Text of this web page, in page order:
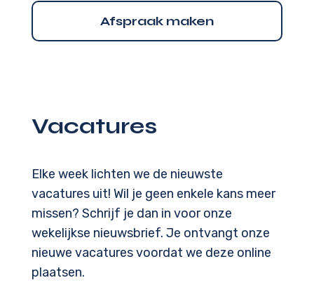
Afspraak maken
Vacatures
Elke week lichten we de nieuwste
vacatures uit! Wil je geen enkele kans meer
missen? Schrijf je dan in voor onze
wekelijkse nieuwsbrief. Je ontvangt onze
nieuwe vacatures voordat we deze online
plaatsen.